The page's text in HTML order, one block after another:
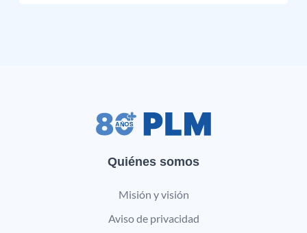
Quiénes somos
Misión y visión
Aviso de privacidad